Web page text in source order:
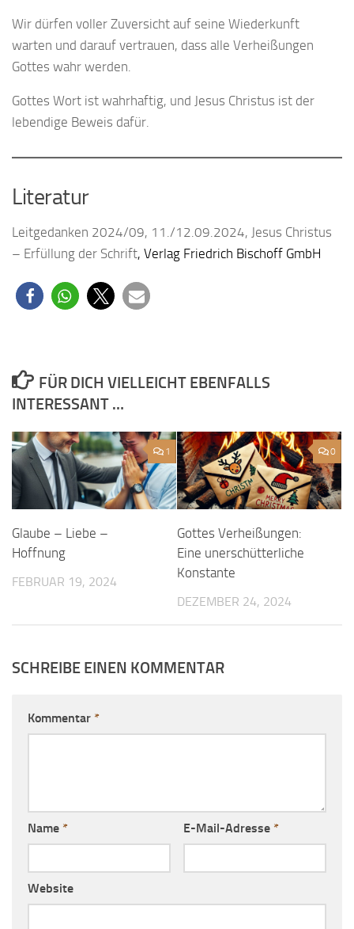
Wir dürfen voller Zuversicht auf seine Wiederkunft
warten und darauf vertrauen, dass alle Verheißungen
Gottes wahr werden.
Gottes Wort ist wahrhaftig, und Jesus Christus ist der
lebendige Beweis dafür.
Literatur
Leitgedanken 2024/09, 11./12.09.2024, Jesus Christus
– Erfüllung der Schrift, Verlag Friedrich Bischoff GmbH
FÜR DICH VIELLEICHT EBENFALLS
INTERESSANT …
1
Glaube – Liebe –
Hoffnung
FEBRUAR 19, 2024
0
Gottes Verheißungen:
Eine unerschütterliche
Konstante
DEZEMBER 24, 2024
SCHREIBE EINEN KOMMENTAR
Kommentar *
Name * E-Mail-Adresse *
Website